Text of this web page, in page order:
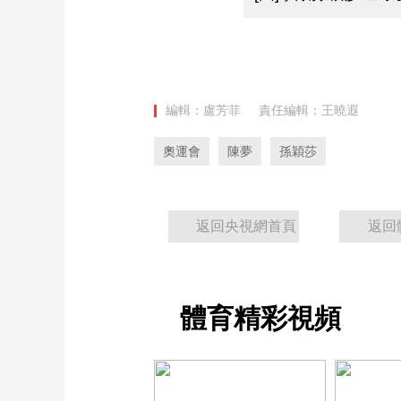
編輯：盧芳菲 責任編輯：王曉遐
奧運會 陳夢 孫穎莎
返回央視網首頁 返回
體育精彩視頻